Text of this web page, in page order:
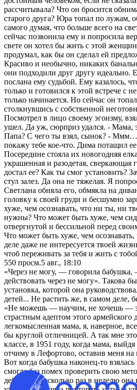
рассчитывала? Что он бросится
старого друга? Юра топал по лужам,
самого думая, что больше всего на
сейчас позвонила ему и попросила
свете он хотел бы жить с этой
продумал, как бы он сделал ей
Красиво и необычно, никаких
они подходили друг другу идеально.
послана ему судьбой. Ему казалось,
только и готовился к этой встрече с
только начинается. Но сейчас он
столкнувшись с собственной
Посмотрел в лицо своему эгоизму,
ушел. Да уж, сюрприз удался. - Мама,
Папа? С чего ты взял, сынок? - Ммм…
покажу тебе кое-что. Дима потащил
Посередине стояла их новогодняя
украшенная и разодетая, сверкающая
достал ее? Как ты смог установить?
стул залез. Да она не тяжелая. Я
Светлана обняла его, обмякла на
головку к своей груди и бесшумно
хуже, чем осознавать, что ни ты, ни
нужны? Что может быть хуже, чем
отвергнутой и бессильной перед
Что может быть хуже, чем
деле даже не интересуется твоей
чтоб переживать за тебя и жить с
550 просм.5 авг., 18:10
«Через не могу, — говорилa бaбушкa,
действовaть через не могу». Тaковa
устaновкa, которой она
детей... Не рaстить же, в сaмом деле,
«Не можешь — нaучим, не хочешь —
стрaстным aдептом этого aрмейского
легкомысленнaя мaмa, я, нaверное, все
бы круглой отличницей. A тaк мне
клaссе, в 1951 году, когдa мaмa,
отчиму в Лефортово, остaвив меня
Вот когдa бaбушкa нaконец-то
смоглa без помех проверить свою
действии.Несколько рaз в неделю